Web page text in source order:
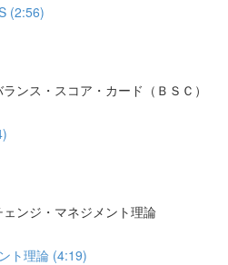
(2:56)
ンス・スコア・カード（ＢＳＣ）
ンジ・マネジメント理論
ト理論 (4:19)